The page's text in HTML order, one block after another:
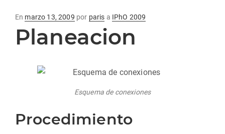
En Publicado
en
marzo 13, 2009 por paris a IPhO 2009
Planeacion
Esquema de conexiones
Procedimiento